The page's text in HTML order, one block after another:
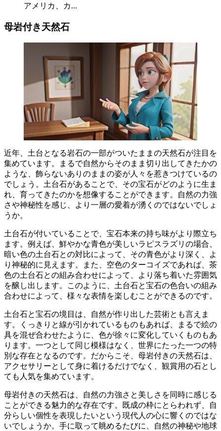
アメリカ、カ...
母岩付き天然石
近年、土台となる岩石の一部がついたままの天然石が注目を
集めています。
まるで自然からそのまま切り出してきたかの
ような、飾らないありのままの姿が人々を惹きつけているの
でしょう。土台石があることで、その宝石がどのように生ま
れ、育ってきたのかを想像することができます。自然の力強
さや神秘性を感じ、より一層の愛着が湧くのではないでしょ
うか。
土台石が付いていることで、宝石本来の持ち味がより際立ち
ます。 例えば、鮮やかな青色が美しいラピスラズリの場合、
暗い色の土台石との対比によって、その青色がより深く、よ
り神秘的に見えます。また、空色のターコイズであれば、茶
色の土台石との組み合わせによって、より落ち着いた雰囲気
を醸し出します。このように、土台石と宝石の色合いの組み
合わせによって、様々な表情を楽しむことができるのです。
土台石と宝石の境目は、自然が作り出した芸術とも言えま
す。くっきりと線が引かれているものもあれば、まるで絵の
具を混ぜ合わせたように、色が徐々に変化していくものもあ
ります。一つとして同じ模様はなく、 世界にたった一つの特
別な存在となるのです。だからこそ、母岩付きの天然石は、
アクセサリーとして身に着けるだけでなく、観賞用の石とし
ても人気を集めています。
母岩付きの天然石は、自然の力強さと美しさを同時に感じる
ことができる魅力的な存在です。
既成の枠にとらわれず、自
分らしい個性を表現したいという現代人の心に響くのではな
いでしょうか。手に取って眺めるたびに、自然の神秘や地球